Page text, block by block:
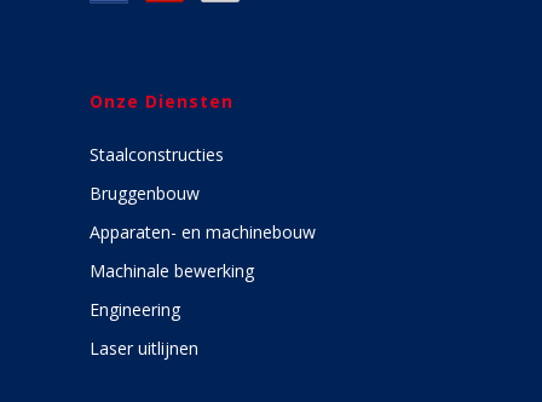
Onze Diensten
Staalconstructies
Bruggenbouw
Apparaten- en machinebouw
Machinale bewerking
Engineering
Laser uitlijnen